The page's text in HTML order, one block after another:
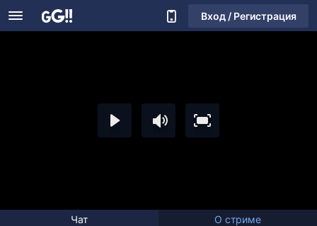
Вход / Регистрация
Чат О стриме